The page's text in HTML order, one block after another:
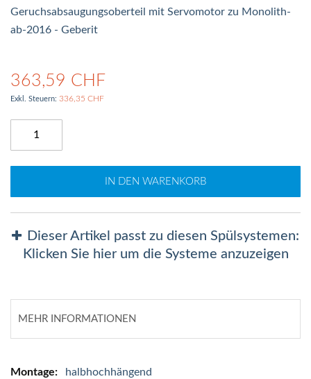
Geruchsabsaugungsoberteil mit Servomotor zu Monolith-
ab-2016 - Geberit
363,59 CHF
336,35 CHF
IN DEN WARENKORB
Dieser Artikel passt zu diesen Spülsystemen:
Klicken Sie hier um die Systeme anzuzeigen
MEHR INFORMATIONEN
Mehr
halbhochhängend